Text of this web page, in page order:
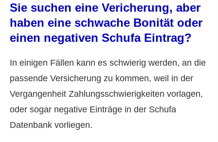
Sie suchen eine Vericherung, aber
haben eine schwache Bonität oder
einen negativen Schufa Eintrag?
In einigen Fällen kann es schwierig werden, an die
passende Versicherung zu kommen, weil in der
Vergangenheit Zahlungsschwierigkeiten vorlagen,
oder sogar negative Einträge in der Schufa
Datenbank vorliegen.